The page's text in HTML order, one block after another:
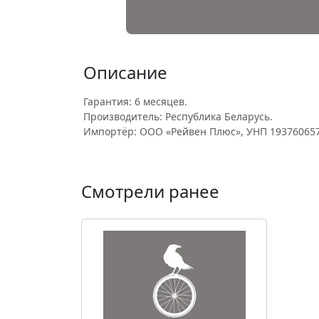
Описание
Гарантия: 6 месяцев.
Производитель: Республика Беларусь.
Импортёр: ООО «Рейвен Плюс», УНП
Смотрели ранее